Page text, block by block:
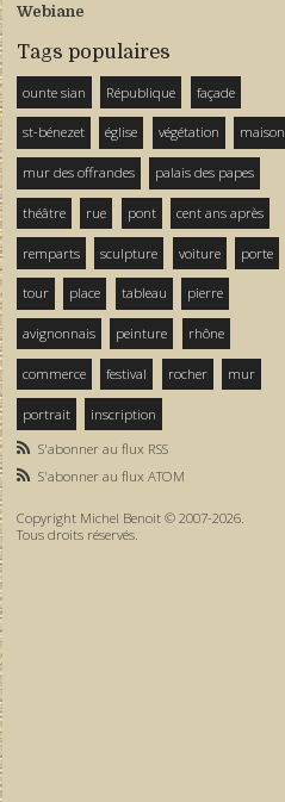
Webiane
Tags populaires
ounte sian République façade
st-bénezet église végétation maison
mur des offrandes palais des papes
théâtre rue pont cent ans après
remparts sculpture voiture porte
tour place tableau pierre
avignonnais peinture rhône
commerce festival rocher mur
portrait
inscription
S'abonner au flux RSS
S'abonner au flux ATOM
Copyright Michel Benoit © 2007-2026.
Tous droits réservés.